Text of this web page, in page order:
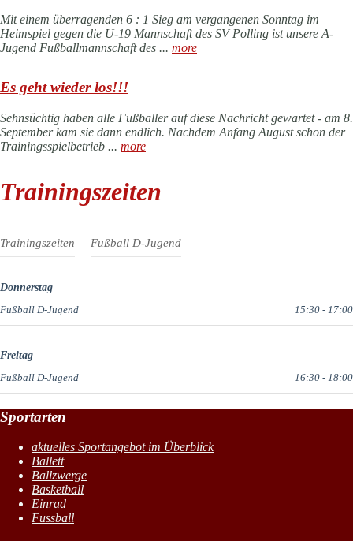
Mit einem überragenden 6 : 1 Sieg am vergangenen Sonntag im
Heimspiel gegen die U-19 Mannschaft des SV Polling ist unsere A-
Jugend Fußballmannschaft des ... more
Es geht wieder los!!!
Sehnsüchtig haben alle Fußballer auf diese Nachricht gewartet - am 8.
September kam sie dann endlich. Nachdem Anfang August schon der
Trainingsspielbetrieb ... more
Trainingszeiten
Trainingszeiten Fußball D-Jugend
Donnerstag
Fußball D-Jugend
15:30 - 17:00
Freitag
Fußball D-Jugend
16:30 - 18:00
Sportarten
aktuelles Sportangebot im Überblick
Ballett
Ballzwerge
Basketball
Einrad
Fussball